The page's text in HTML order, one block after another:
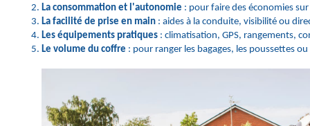
La consommation et l'autonomie : pour faire des économies
La facilité de prise en main : aides à la conduite, visibilité ou
Les équipements pratiques : climatisation, GPS, rangements,
Le volume du coffre : pour ranger les bagages, les poussettes